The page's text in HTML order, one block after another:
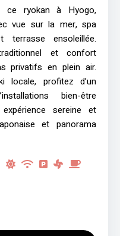
ce ryokan à Hyogo,
vue sur la mer, spa
terrasse ensoleillée.
et confort
privatifs en plein air.
locale, profitez d’un
bien-être
sereine et
et panorama